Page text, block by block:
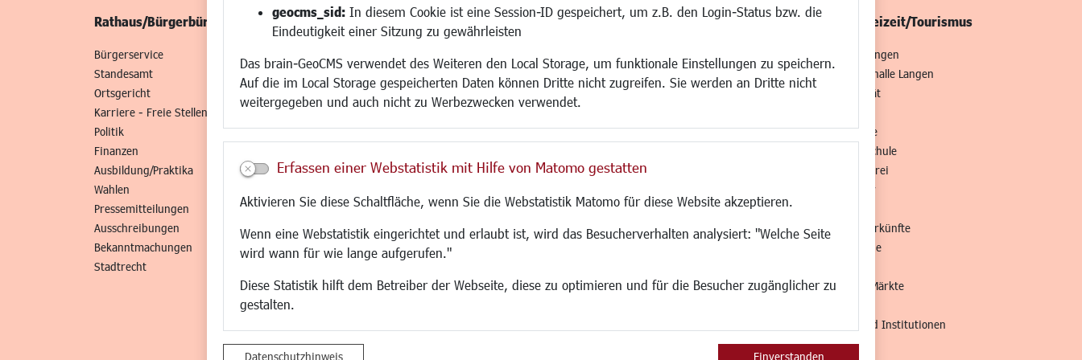
geocms_sid: In diesem Cookie ist eine Session-ID gespeichert, um z.B. den Login-Status bzw. die
Eindeutigkeit einer Sitzung zu gewährleisten
Das brain-GeoCMS verwendet des Weiteren den Local Storage, um funktionale Einstellungen zu speichern.
Auf die im Local Storage gespeicherten Daten können Dritte nicht zugreifen. Sie werden an Dritte nicht
weitergegeben und auch nicht zu Werbezwecken verwendet.
Erfassen einer Webstatistik mit Hilfe von Matomo gestatten
Aktivieren Sie diese Schaltfläche, wenn Sie die Webstatistik Matomo für diese Website akzeptieren.
Wenn eine Webstatistik eingerichtet und erlaubt ist, wird das Besucherverhalten analysiert: "Welche Seite
wird wann für wie lange aufgerufen."
Diese Statistik hilft dem Betreiber der Webseite, diese zu optimieren und für die Besucher zugänglicher zu
gestalten.
Datenschutzhinweis Einverstanden
Rathaus/Bürgerbüro
Bürgerservice
Standesamt
Ortsgericht
Karriere - Freie Stellen
Politik
Finanzen
Ausbildung/Praktika
Wahlen
Pressemitteilungen
Ausschreibungen
Bekanntmachungen
Stadtrecht
Wirtschaft/Stadtentwicklung
Wirtschaftszentrum
Stadtentwicklung
Gewerbeflächen und Immobilien
Handel und Gastronomie
Fairer Handel
Netzwerke
Glasfaserausbau
Newsletter
Familie/Soziales
Kinderbetreuung
Kinder und Jugend
Institutionen für Familien
Senioren/Haltestelle
Schule
Demokratie leben
Ukrainehilfe
Bauen/Umwelt/Mobilität
Bebauungsplanung
Umwelt/Klima/Abfall
Aktuelle Baustellen
CINDY S
Kultur/Freizeit/Tourismus
Veranstaltungen
Neue Stadthalle Langen
Stadtporträt
Musikschule
Volkshochschule
Stadtbücherei
Stadtarchiv
Hotels/Unterkünfte
Gastronomie
Feste und Märkte
Vereine und Institutionen